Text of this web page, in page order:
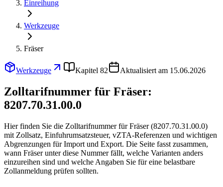
Einreihung
Werkzeuge
Fräser
Werkzeuge Kapitel 82 Aktualisiert am 15.06.2026
Zolltarifnummer für Fräser:
8207.70.31.00.0
Hier finden Sie die Zolltarifnummer für Fräser (8207.70.31.00.0)
mit Zollsatz, Einfuhrumsatzsteuer, vZTA-Referenzen und wichtigen
Abgrenzungen für Import und Export. Die Seite fasst zusammen,
wann Fräser unter diese Nummer fällt, welche Varianten anders
einzureihen sind und welche Angaben Sie für eine belastbare
Zollanmeldung prüfen sollten.